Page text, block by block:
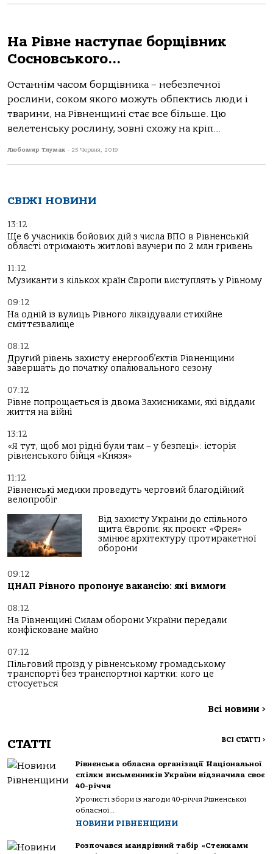
На Рівне наступає борщівник
Сосновського…
Останнім часом борщівника – небезпечної
рослини, соком якого можуть обпектись люди і
тварини, на Рівненщині стає все більше. Цю
велетенську рослину, зовні схожу на кріп...
Любомир Тлумак - 25 Червня, 2019
СВІЖІ НОВИНИ
13:12
Ще 6 учасників бойових дій з числа ВПО в Рівненській
області отримають житлові ваучери по 2 млн гривень
11:12
Музиканти з кількох країн Європи виступлять у Рівному
09:12
На одній із вулиць Рівного ліквідували стихійне
сміттєзвалище
08:12
Другий рівень захисту енергооб’єктів Рівненщини
завершать до початку опалювального сезону
07:12
Рівне попрощається із двома Захисниками, які віддали
життя на війні
13:12
«Я тут, щоб мої рідні були там – у безпеці»: історія
рівненського бійця «Князя»
11:12
Рівненські медики проведуть черговий благодійний
велопробіг
Від захисту України до спільного
щита Європи: як проєкт «Фрея»
змінює архітектуру протиракетної
оборони
09:12
ЦНАП Рівного пропонує вакансію: які вимоги
08:12
На Рівненщині Силам оборони України передали
конфісковане майно
07:12
Пільговий проїзд у рівненському громадському
транспорті без транспортної картки: кого це
стосується
Всі новини >
СТАТТІ ВСІ СТАТТІ >
Рівненська обласна організації Національної
спілки письменників України відзначила своє
40-річчя
Урочисті збори із нагоди 40-річчя Рівненської
обласної...
НОВИНИ РІВНЕНЩИНИ
Розпочався мандрівний табір «Стежками